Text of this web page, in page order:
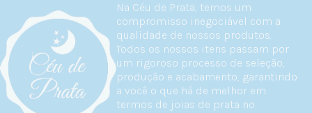
Na Céu de Prata, temos um
compromisso inegociável com a
qualidade de nossos produtos.
Todos os nossos itens passam por
um rigoroso processo de seleção,
produção e acabamento, garantindo
a você o que há de melhor em
termos de joias de prata no